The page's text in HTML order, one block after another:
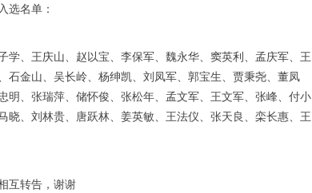
选名单：
、王庆山、赵以宝、李保军、魏永华、窦英利、孟庆军、 王
石金山、吴长岭、杨绅凯、刘凤军、郭宝生、贾秉尧、董凤
明、张瑞萍、储怀俊、张松年、孟文军、王文军、张峰、付小
晓、刘林贵、唐跃林、姜英敏、王法仪、张天良、栾长惠、王
互转告，谢谢